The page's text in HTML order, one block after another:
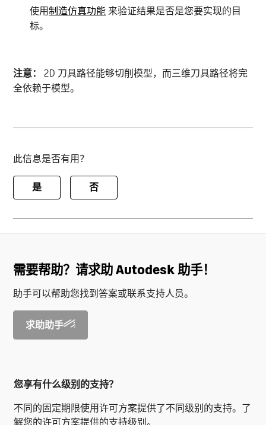
使用制造仿真功能来验证结果是否是您要实现的目
标。
注意：
2D 刀具路径能够切削模型，而三维刀具路径将完
全依赖于模型。
此信息是否有用？
是 否
需要帮助？请求助 Autodesk 助手！
助手可以帮助您找到答案或联系支持人员。
求助助手
您享有什么级别的支持？
不同的固定期限使用许可方案提供了不同级别的支持。了